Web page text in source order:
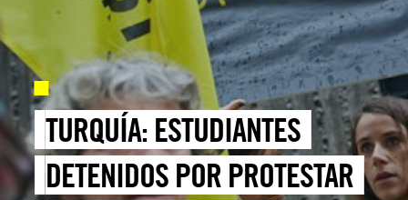
TURQUÍA: ESTUDIANTES
DETENIDOS POR PROTESTAR